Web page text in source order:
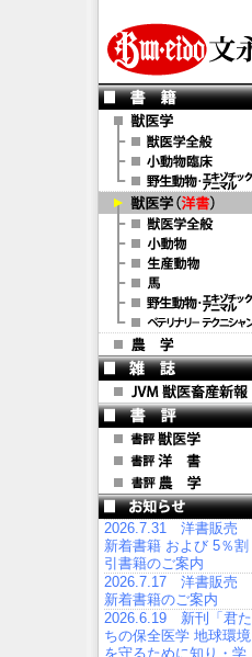
2026.7.31 洋書販売
新着書籍 および 5％割
引書籍のご案内
2026.7.17 洋書販売
新着書籍のご案内
2026.6.19 新刊「君た
ちの保全医学 地球環境
を守るために知り・学